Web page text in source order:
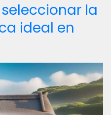
la
ideal en